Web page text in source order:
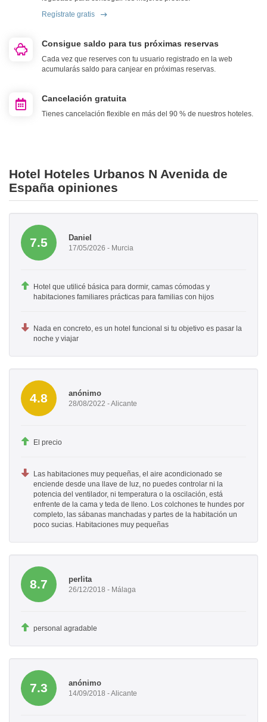
Regístrate gratis
Consigue saldo para tus próximas reservas
Cada vez que reserves con tu usuario registrado en la web
acumularás saldo para canjear en próximas reservas.
Cancelación gratuita
Tienes cancelación flexible en más del 90 % de nuestros hoteles.
Hotel Hoteles Urbanos N Avenida de
España opiniones
7.5 Daniel
17/05/2026 - Murcia
Hotel que utilicé básica para dormir, camas cómodas y
habitaciones familiares prácticas para familias con hijos
Nada en concreto, es un hotel funcional si tu objetivo es pasar la
noche y viajar
4.8 anónimo
28/08/2022 - Alicante
El precio
Las habitaciones muy pequeñas, el aire acondicionado se
enciende desde una llave de luz, no puedes controlar ni la
potencia del ventilador, ni temperatura o la oscilación, está
enfrente de la cama y teda de lleno. Los colchones te hundes por
completo, las sábanas manchadas y partes de la habitación un
poco sucias. Habitaciones muy pequeñas
8.7 perlita
26/12/2018 - Málaga
personal agradable
7.3 anónimo
14/09/2018 - Alicante